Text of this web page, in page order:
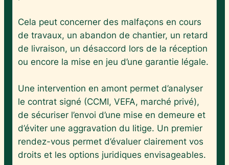
Cela peut concerner des malfaçons en cours
de travaux, un abandon de chantier, un retard
de livraison, un désaccord lors de la réception
ou encore la mise en jeu d’une garantie légale.
Une intervention en amont permet d’analyser
le contrat signé (CCMI, VEFA, marché privé),
de sécuriser l’envoi d’une mise en demeure et
d’éviter une aggravation du litige. Un premier
rendez-vous permet d’évaluer clairement vos
droits et les options juridiques envisageables.